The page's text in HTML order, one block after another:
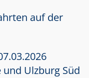
auf der
Ulzburg Süd